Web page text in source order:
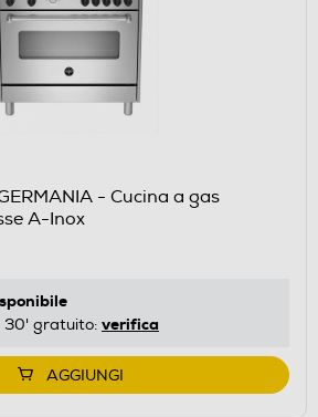
- Cucina a gas
A-Inox
30' gratuito: verifica
AGGIUNGI